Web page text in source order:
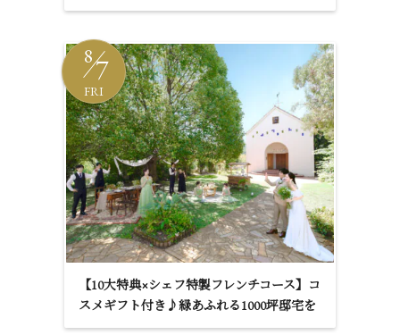
平日 11:00-19:00
土日 10:00-19:00
鞘ヶ谷ガーデンアグラス カフェ
»プライバシーポリシー
談会
87
FRI
【10大特典×シェフ特製フレンチコース】コ
スメギフト付き♪緑あふれる1000坪邸宅を
体感